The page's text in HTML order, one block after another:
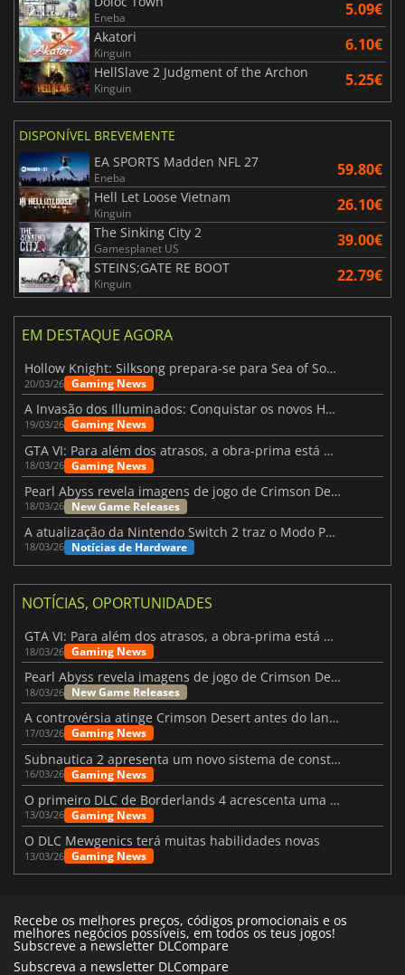
Eneba 5.09€
Akatori
Kinguin 6.10€
HellSlave 2 Judgment of the Archon
Kinguin 5.25€
DISPONÍVEL BREVEMENTE
EA SPORTS Madden NFL 27
Eneba 59.80€
Hell Let Loose Vietnam
Kinguin 26.10€
The Sinking City 2
Gamesplanet US 39.00€
STEINS;GATE RE BOOT
Kinguin 22.79€
EM DESTAQUE AGORA
Hollow Knight: Silksong prepara-se para Sea of Sorrow com um patch
20/03/26 Gaming News
A Invasão dos Illuminados: Conquistar os novos Helldivers 2 Atualização!
19/03/26 Gaming News
GTA VI: Para além dos atrasos, a obra-prima está quase a chegar
18/03/26 Gaming News
Pearl Abyss revela imagens de jogo de Crimson Desert para a PS5
18/03/26 New Game Releases
A atualização da Nintendo Switch 2 traz o Modo Portátil aos jogos mais antigos da Switch
18/03/26 Notícias de Hardware
NOTÍCIAS, OPORTUNIDADES
GTA VI: Para além dos atrasos, a obra-prima está quase a chegar
18/03/26 Gaming News
Pearl Abyss revela imagens de jogo de Crimson Desert para a PS5
18/03/26 New Game Releases
A controvérsia atinge Crimson Desert antes do lançamento
17/03/26 Gaming News
Subnautica 2 apresenta um novo sistema de construção de bases
16/03/26 Gaming News
O primeiro DLC de Borderlands 4 acrescenta uma nova personagem e muito mais
13/03/26 Gaming News
O DLC Mewgenics terá muitas habilidades novas
13/03/26 Gaming News
Recebe os melhores preços, códigos promocionais e os
melhores negócios possíveis, em todos os teus jogos!
Subscreve a newsletter DLCompare
Subscreva a newsletter DLCompare